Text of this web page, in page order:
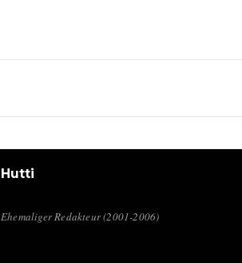
Hutti
Ehemaliger Redakteur (2001-2006)